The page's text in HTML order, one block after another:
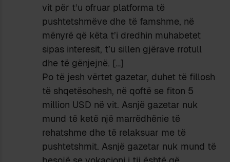
vit për t’u ofruar platforma të
pushtetshmëve dhe të famshme, në
mënyrë që këta t’i dredhin muhabetet
sipas interesit, t’u sillen gjërave rrotull
dhe të gënjejnë. […]
Po të jesh vërtet gazetar, duhet të fillosh
të shqetësohesh, në qoftë se fiton 5
million USD në vit. Asnjë gazetar nuk
mund të ketë një marrëdhënie të
rehatshme dhe të relaksuar me të
pushtetshmit. Asnjë gazetar nuk mund të